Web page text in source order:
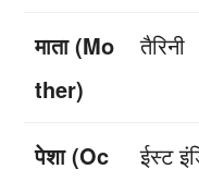
माता (Mo
ther)
तैरिनी
पेशा (Oc
ईस्ट